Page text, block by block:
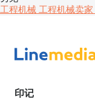
工程机械 工程机械卖家
印记